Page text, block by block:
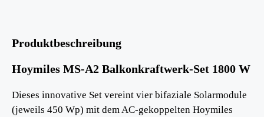
Produktbeschreibung
Hoymiles MS-A2 Balkonkraftwerk-Set 1800 W
Dieses innovative Set vereint vier bifaziale Solarmodule
(jeweils 450 Wp) mit dem AC-gekoppelten Hoymiles